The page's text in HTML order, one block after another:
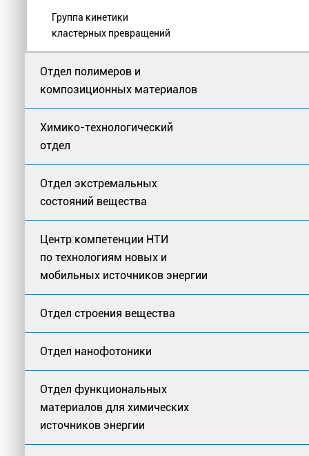
Группа кинетики
кластерных превращений
Отдел полимеров и
композиционных материалов
Химико-технологический
отдел
Отдел экстремальных
состояний вещества
Центр компетенции НТИ
по технологиям новых и
мобильных источников энергии
Отдел строения вещества
Отдел нанофотоники
Отдел функциональных
материалов для химических
источников энергии